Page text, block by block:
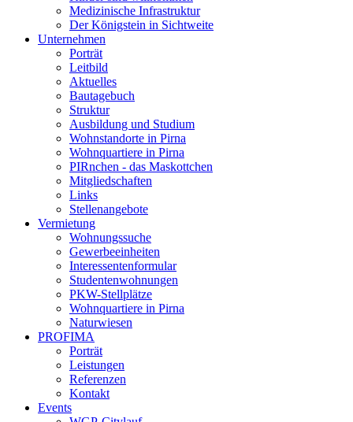
Medizinische Infrastruktur
Der Königstein in Sichtweite
Unternehmen
Porträt
Leitbild
Aktuelles
Bautagebuch
Struktur
Ausbildung und Studium
Wohnstandorte in Pirna
Wohnquartiere in Pirna
PIRnchen - das Maskottchen
Mitgliedschaften
Links
Stellenangebote
Vermietung
Wohnungssuche
Gewerbeeinheiten
Interessentenformular
Studentenwohnungen
PKW-Stellplätze
Wohnquartiere in Pirna
Naturwiesen
PROFIMA
Porträt
Leistungen
Referenzen
Kontakt
Events